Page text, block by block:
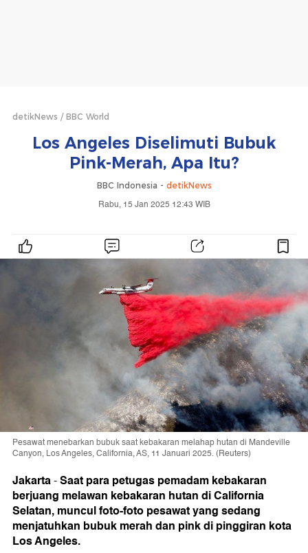
detikNews BBC World
Los Angeles Diselimuti Bubuk
Pink-Merah, Apa Itu?
BBC Indonesia - detikNews
Rabu, 15 Jan 2025 12:43 WIB
Pesawat menebarkan bubuk saat kebakaran melahap hutan di Mandeville
Canyon, Los Angeles, California, AS, 11 Januari 2025. (Reuters)
Jakarta-Saat para petugas pemadam kebakaran
berjuang melawan kebakaran hutan di California
Selatan, muncul foto-foto pesawat yang sedang
menjatuhkan bubuk merah dan pink di pinggiran kota
Los Angeles.